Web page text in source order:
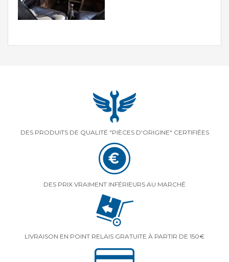
DES PRODUITS DE QUALITÉ "PIÈCES D'ORIGINE" CERTIFIÉES
DES PRIX VRAIMENT INFÉRIEURS AU MARCHÉ
LIVRAISON EN POINT RELAIS GRATUITE À PARTIR DE 150€